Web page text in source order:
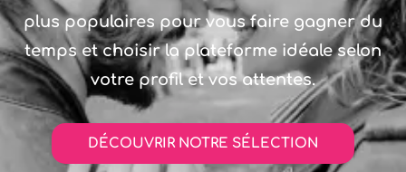
plus populaires pour vous faire gagner du
temps et choisir la plateforme idéale selon
votre profil et vos attentes.
DÉCOUVRIR NOTRE SÉLECTION